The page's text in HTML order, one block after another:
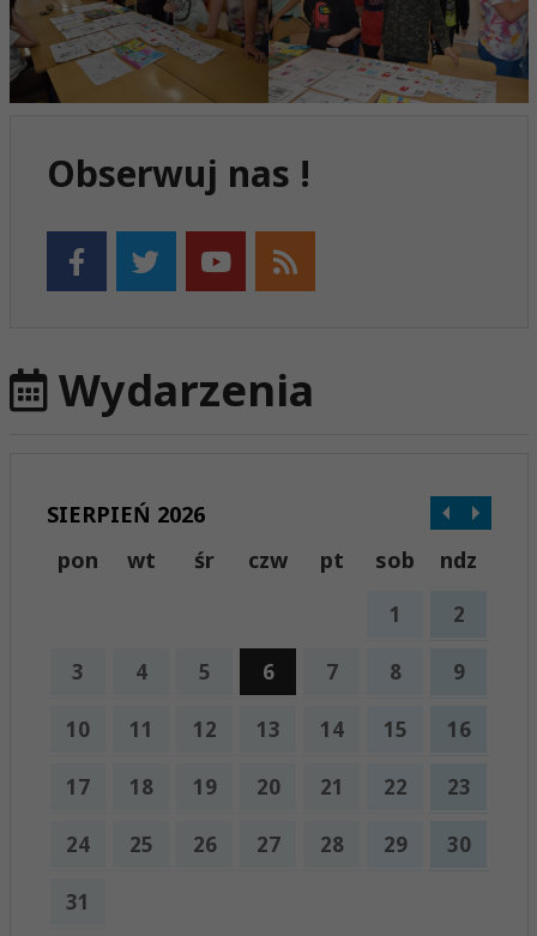
Obserwuj nas !
Wydarzenia
SIERPIEŃ 2026
pon
wt śr czw pt sob ndz
1 2
3 4 5 6 7 8 9
10 11 12 13 14 15 16
17 18 19 20 21 22 23
24 25 26 27 28 29 30
31